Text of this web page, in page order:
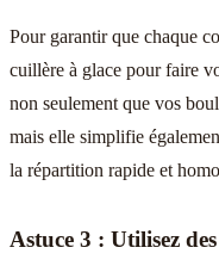
Pour garantir que chaque
cuillère à glace pour faire
non seulement que vos
mais elle simplifie
la répartition rapide et
Astuce 3 : Utilisez